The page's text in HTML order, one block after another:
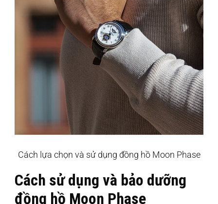
Cách lựa chọn và sử dụng đồng hồ Moon Phase
Cách sử dụng và bảo dưỡng
đồng hồ Moon Phase